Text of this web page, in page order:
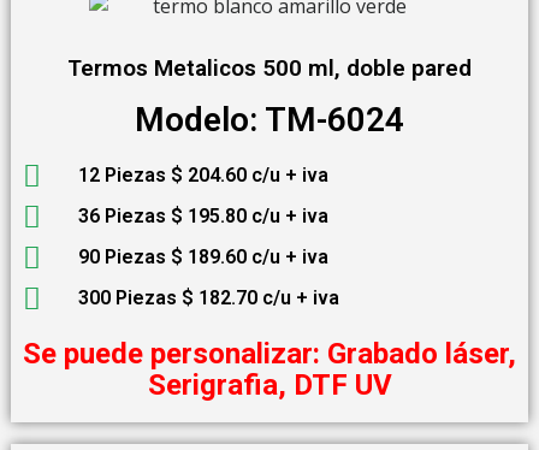
Termos Metalicos 500 ml, doble pared
Modelo: TM-6024
12 Piezas $ 204.60 c/u + iva
36 Piezas $ 195.80 c/u + iva
90 Piezas $ 189.60 c/u + iva
300 Piezas $ 182.70 c/u + iva
Se puede personalizar: Grabado láser,
Serigrafia, DTF UV